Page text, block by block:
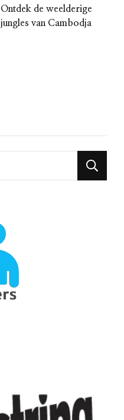
Ontdek de weelderige
jungles van Cambodja